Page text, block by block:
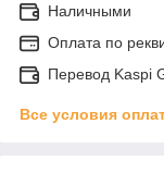
Наличными
Оплата по
Перевод Kaspi
Все условия